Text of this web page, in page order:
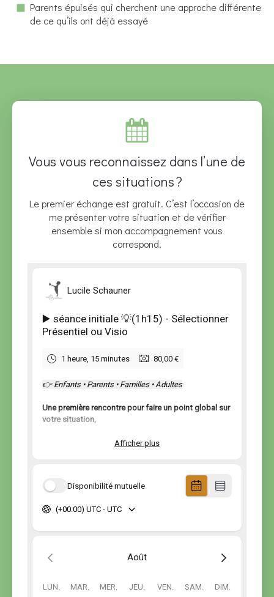
Parents épuisés qui cherchent une approche différente
de ce qu’ils ont déjà essayé
Vous vous reconnaissez dans l’une de
ces situations ?
Le premier échange est gratuit. C’est l’occasion de
me présenter votre situation et de vérifier
ensemble si mon accompagnement vous
correspond.